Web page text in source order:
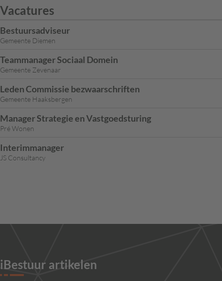
Vacatures
Bestuursadviseur
Gemeente Diemen
Teammanager Sociaal Domein
Gemeente Zevenaar
Leden Commissie bezwaarschriften
Gemeente Haaksbergen
Manager Strategie en Vastgoedsturing
Pré Wonen
Interimmanager
JS Consultancy
iBestuur artikelen